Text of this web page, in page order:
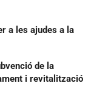
a les ajudes a la
de la
i revitalització